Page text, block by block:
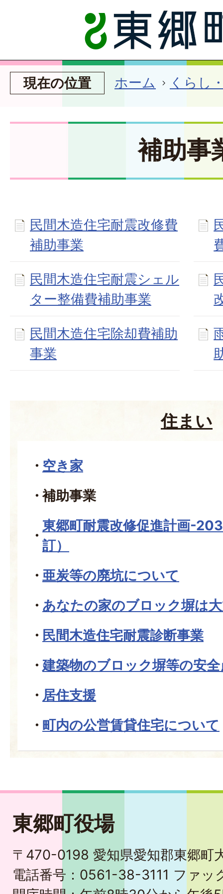
現在の位置 ホーム くらし
補助事
民間木造住宅耐震改修費
補助事業
民間木造住宅耐震シェル
ター整備費補助事業
民間木造住宅除却費補助
事業
住まい
空き家
補助事業
東郷町耐震改修促進計画-
訂）
亜炭等の廃坑について
あなたの家のブロック塀は
民間木造住宅耐震診断事業
建築物のブロック塀等の安
居住支援
町内の公営賃貸住宅について
東郷町役場
〒470-0198 愛知県愛知郡東郷町
電話番号：0561-38-3111 ファ